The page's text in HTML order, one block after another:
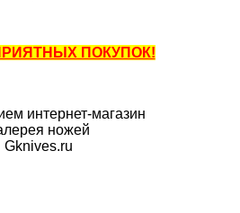
ПОКУПОК!
интернет-магазин
ножей
Gknives.ru